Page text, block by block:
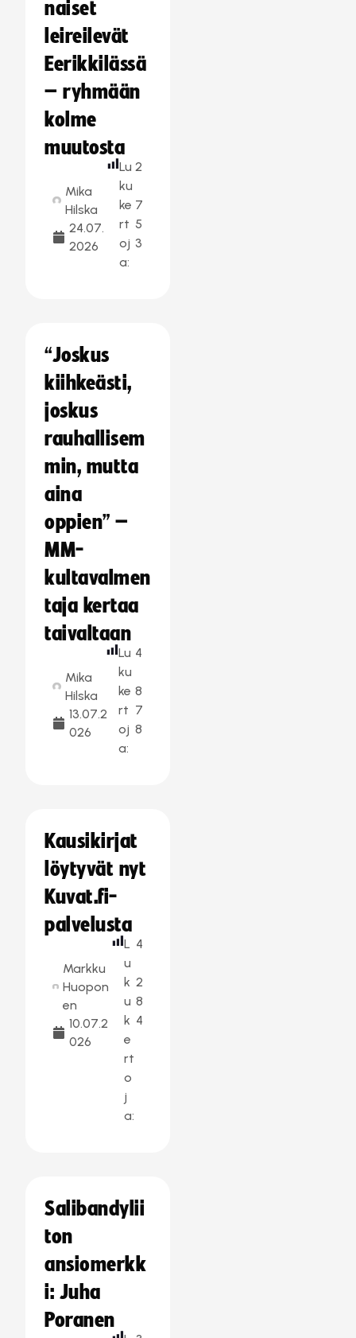
naiset
leireilevät
Eerikkilässä
– ryhmään
kolme
muutosta
Mika
Hilska
24.07.
2026
Lu
ku
ke
rt
oj
a:
2
7
5
3
“Joskus
kiihkeästi,
joskus
rauhallisem
min, mutta
aina
oppien” –
MM-
kultavalmen
taja kertaa
taivaltaan
Mika
Hilska
13.07.2
026
Lu
ku
ke
rt
oj
a:
4
8
7
8
Kausikirjat
löytyvät nyt
Kuvat.fi-
palvelusta
Markku
Huopon
en
10.07.2
026
L
u
k
u
k
e
rt
o
j
a:
4
2
8
4
Salibandylii
ton
ansiomerkk
i: Juha
Poranen